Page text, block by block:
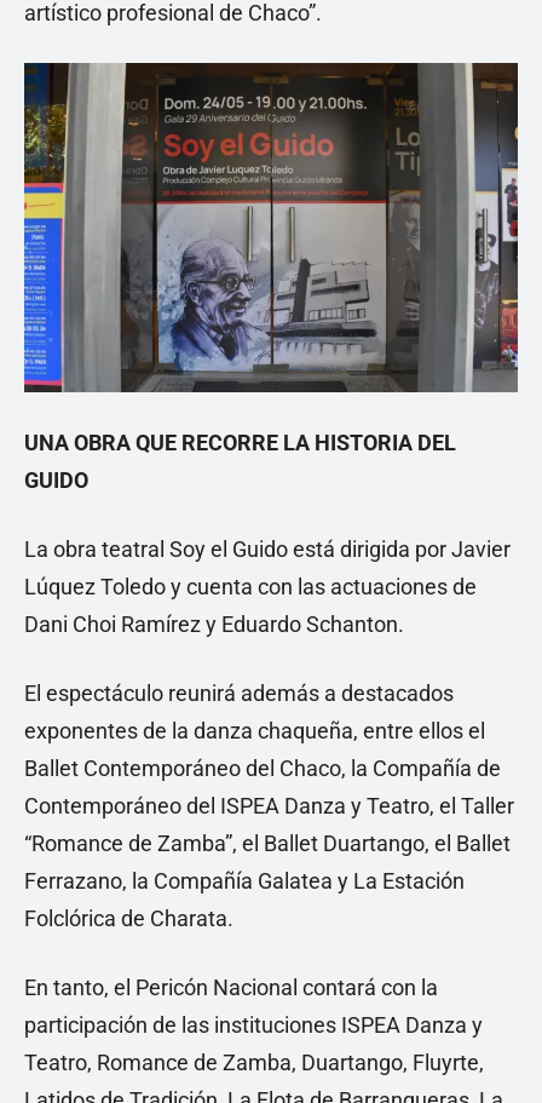
artístico profesional de Chaco”.
UNA OBRA QUE RECORRE LA HISTORIA DEL
GUIDO
La obra teatral Soy el Guido está dirigida por Javier
Lúquez Toledo y cuenta con las actuaciones de
Dani Choi Ramírez y Eduardo Schanton.
El espectáculo reunirá además a destacados
exponentes de la danza chaqueña, entre ellos el
Ballet Contemporáneo del Chaco, la Compañía de
Contemporáneo del ISPEA Danza y Teatro, el Taller
“Romance de Zamba”, el Ballet Duartango, el Ballet
Ferrazano, la Compañía Galatea y La Estación
Folclórica de Charata.
En tanto, el Pericón Nacional contará con la
participación de las instituciones ISPEA Danza y
Teatro, Romance de Zamba, Duartango, Fluyrte,